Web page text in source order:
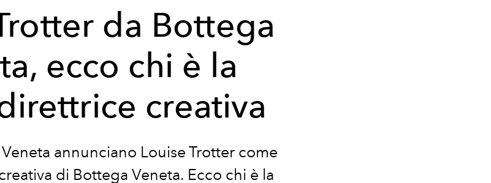
da Bottega
ecco chi è la
creativa
annunciano Louise Trotter come
di Bottega Veneta. Ecco chi è la